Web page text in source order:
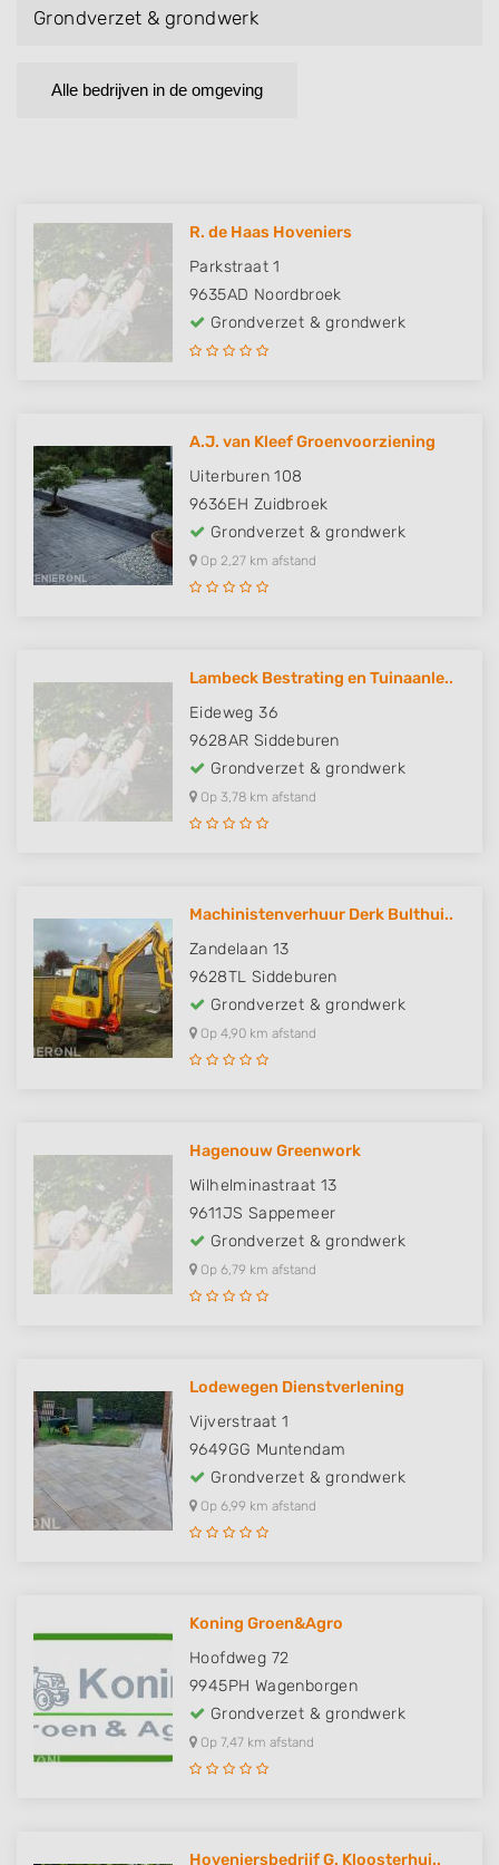
Grondverzet & grondwerk
Alle bedrijven in de omgeving
R. de Haas Hoveniers
Parkstraat 1
9635AD Noordbroek
Grondverzet & grondwerk
A.J. van Kleef Groenvoorziening
Uiterburen 108
9636EH Zuidbroek
Grondverzet & grondwerk
Op 2,27 km afstand
Lambeck Bestrating en Tuinaanle..
Eideweg 36
9628AR Siddeburen
Grondverzet & grondwerk
Op 3,78 km afstand
Machinistenverhuur Derk Bulthui..
Zandelaan 13
9628TL Siddeburen
Grondverzet & grondwerk
Op 4,90 km afstand
Hagenouw Greenwork
Wilhelminastraat 13
9611JS Sappemeer
Grondverzet & grondwerk
Op 6,79 km afstand
Lodewegen Dienstverlening
Vijverstraat 1
9649GG Muntendam
Grondverzet & grondwerk
Op 6,99 km afstand
Koning Groen&Agro
Hoofdweg 72
9945PH Wagenborgen
Grondverzet & grondwerk
Op 7,47 km afstand
Hoveniersbedrijf G. Kloosterhui..